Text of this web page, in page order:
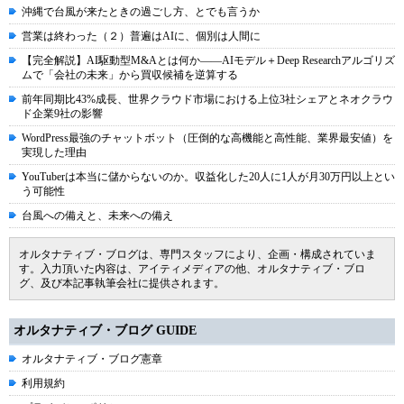
沖縄で台風が来たときの過ごし方、とでも言うか
営業は終わった（２）普遍はAIに、個別は人間に
【完全解説】AI駆動型M&Aとは何か――AIモデル＋Deep Researchアルゴリズ
ムで「会社の未来」から買収候補を逆算する
前年同期比43%成長、世界クラウド市場における上位3社シェアとネオクラウ
ド企業9社の影響
WordPress最強のチャットボット（圧倒的な高機能と高性能、業界最安値）を
実現した理由
YouTuberは本当に儲からないのか。収益化した20人に1人が月30万円以上とい
う可能性
台風への備えと、未来への備え
オルタナティブ・ブログは、専門スタッフにより、企画・構成されていま
す。入力頂いた内容は、アイティメディアの他、オルタナティブ・ブロ
グ、及び本記事執筆会社に提供されます。
オルタナティブ・ブログ GUIDE
オルタナティブ・ブログ憲章
利用規約